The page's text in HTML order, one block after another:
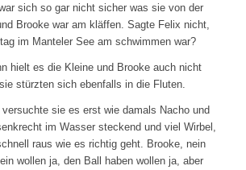
sich so gar nicht sicher was sie von der
Brooke war am kläffen. Sagte Felix nicht,
im Manteler See am schwimmen war?
hielt es die Kleine und Brooke auch nicht
stürzten sich ebenfalls in die Fluten.
sie es erst wie damals Nacho und
im Wasser steckend und viel Wirbel,
raus wie es richtig geht. Brooke, nein
wollen ja, den Ball haben wollen ja, aber